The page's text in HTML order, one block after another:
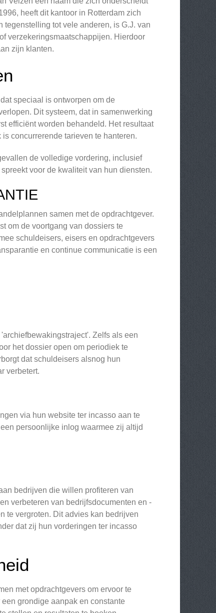
heeft dit kantoor in Rotterdam zich
tot vele anderen, is G.J. van
verzekeringsmaatschappijen. Hierdoor
zijn klanten.
speciaal is ontworpen om de
Dit systeem, dat in samenwerking
efficiënt worden behandeld. Het resultaat
concurrerende tarieven te hanteren.
de volledige vordering, inclusief
voor de kwaliteit van hun diensten.
samen met de opdrachtgever.
om de voortgang van dossiers te
schuldeisers, eisers en opdrachtgevers
en continue communicatie is een
Zelfs als een
het dossier open om periodiek te
dat schuldeisers alsnog hun
verbetert.
via hun website ter incasso aan te
persoonlijke inlog waarmee zij altijd
bedrijven die willen profiteren van
verbeteren van bedrijfsdocumenten en -
te vergroten. Dit advies kan bedrijven
dat zij hun vorderingen ter incasso
met opdrachtgevers om ervoor te
grondige aanpak en constante